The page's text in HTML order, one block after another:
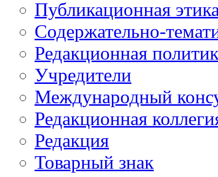
Публикационная
Содержательно-
Редакционная
Учредители
Международный
Редакционная
Редакция
Товарный знак